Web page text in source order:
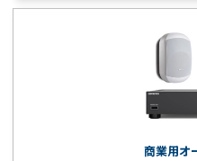
商業用オ